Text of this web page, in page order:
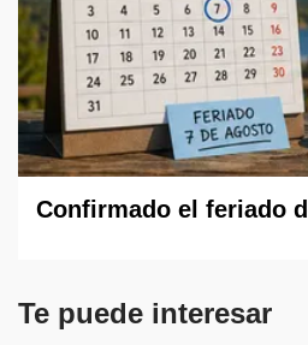
Confirmado el feriado
Te puede interesar